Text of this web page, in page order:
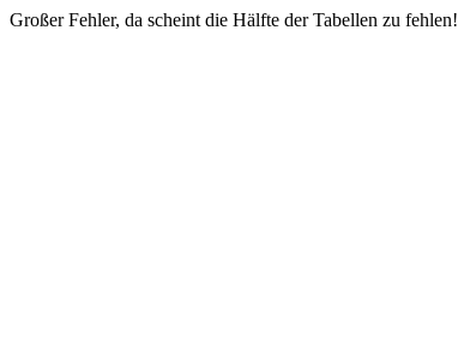
Großer Fehler, da scheint die Hälfte der Tabellen zu fehlen!